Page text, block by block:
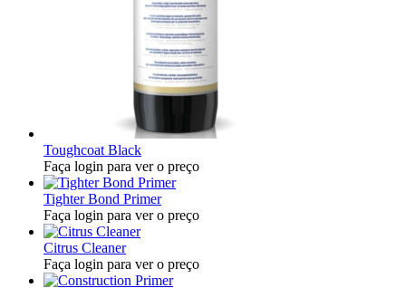
Toughcoat Black
Faça login para ver o preço
Tighter Bond Primer
Faça login para ver o preço
Citrus Cleaner
Faça login para ver o preço